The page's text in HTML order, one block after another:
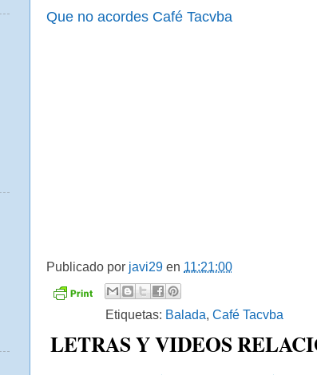
Que no acordes Café Tacvba
Publicado por javi29 en 11:21:00
Etiquetas: Balada, Café Tacvba
LETRAS Y VIDEOS